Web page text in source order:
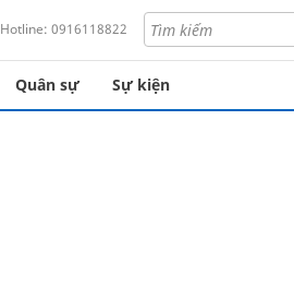
Hotline: 0916118822
Quân sự Sự kiện